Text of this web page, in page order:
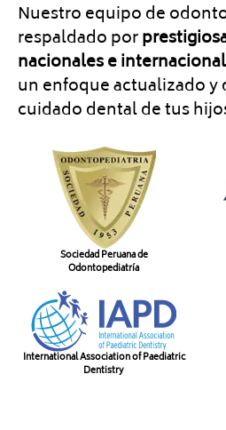
Nuestro equipo de
respaldado por
nacionales e
un enfoque actualizado y
cuidado dental de tus
Sociedad Peruana de
Odontopediatría
International Association of Paediatric
Dentistry